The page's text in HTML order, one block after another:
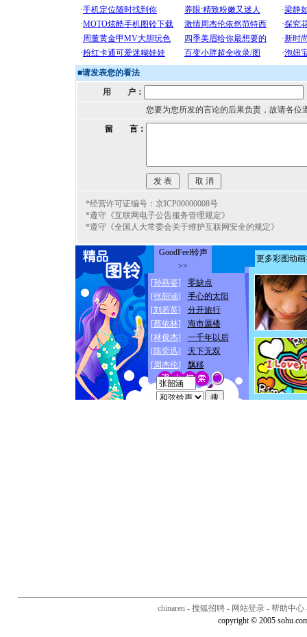
■请发表您的看法
用 户：
您要为您所发的言论的后果负责，故请各位
留 言：
*经营许可证编号：京ICP00000008号
*遵守《互联网电子公告服务管理规定》
*遵守《全国人大常委会关于维护互联网安全的规定》
chinaren - 搜狐招聘 - 网站登录 - 帮助中心
copyright © 2005